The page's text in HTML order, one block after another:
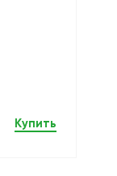
Купить